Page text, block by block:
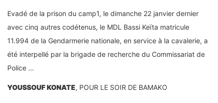
Evadé de la prison du camp1, le dimanche 22 janvier dernier
avec cinq autres codétenus, le MDL Bassi Keïta matricule
11.994 de la Gendarmerie nationale, en service à la cavalerie, a
été interpellé par la brigade de recherche du Commissariat de
Police …
YOUSSOUF KONATE, POUR LE SOIR DE BAMAKO